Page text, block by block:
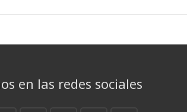
en las redes sociales